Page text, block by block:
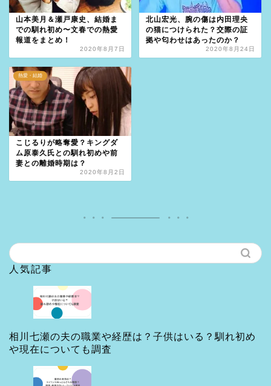
山本美月＆瀬戸康史、結婚ま
での馴れ初め〜文春での熱愛
報道をまとめ！
2020年8月7日
北山宏光、腕の傷は内田理央
の猫につけられた？交際の証
拠や匂わせはあったのか？
2020年8月24日
熱愛・結婚
こじるりが略奪愛？キングダ
ム原泰久氏との馴れ初めや前
妻との離婚時期は？
2020年8月2日
人気記事
相川七瀬の夫の職業や経歴は？子供はいる？馴れ初め
や現在についても調査